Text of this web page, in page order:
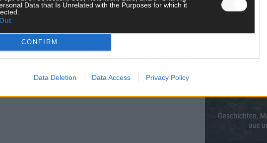
Data that Is Unrelated with the Purposes for which it
CONFIRM
Data Deletion Data Access Privacy Policy
hält, übernimmt nicht nur Fürsorge, sondern auch eine
eine unbedachte Bewegung des Hundes kann
gute Tierhalterhaftpflichtversicherung ist daher kein
verantwortungsbewussten Hundehalter.